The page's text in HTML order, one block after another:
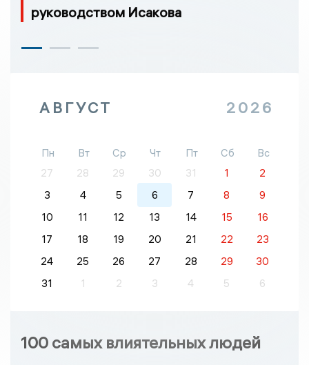
руководством Исакова
АВГУСТ 2026
Пн Вт Ср Чт Пт Сб
Вс
27
28 29 30 31 1
2
3
4 5 6 7 8
9
10
11 12 13 14 15
16
17
18 19 20 21 22
23
24
25 26 27 28 29
30
31
1 2 3 4 5 6
100 самых влиятельных людей